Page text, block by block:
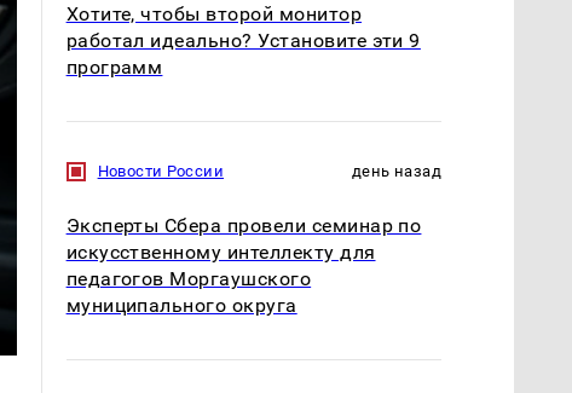
Хотите, чтобы второй монитор
работал идеально? Установите эти 9
программ
Новости России день назад
Эксперты Сбера провели семинар по
искусственному интеллекту для
педагогов Моргаушского
муниципального округа